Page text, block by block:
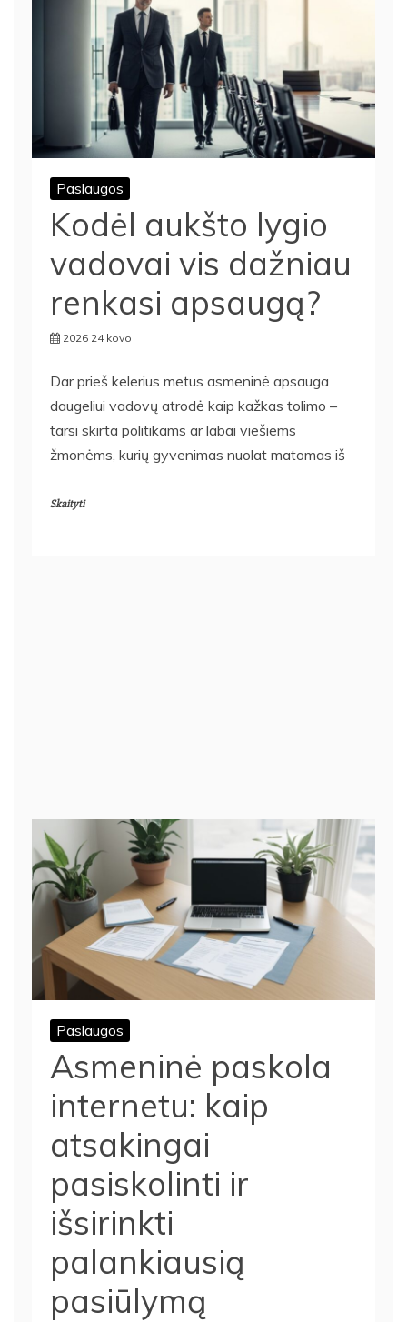
Paslaugos
Kodėl aukšto lygio
vadovai vis dažniau
renkasi apsaugą?
2026 24 kovo
Dar prieš kelerius metus asmeninė apsauga
daugeliui vadovų atrodė kaip kažkas tolimo –
tarsi skirta politikams ar labai viešiems
žmonėms, kurių gyvenimas nuolat matomas iš
Skaityti
Paslaugos
Asmeninė paskola
internetu: kaip
atsakingai
pasiskolinti ir
išsirinkti
palankiausią
pasiūlymą